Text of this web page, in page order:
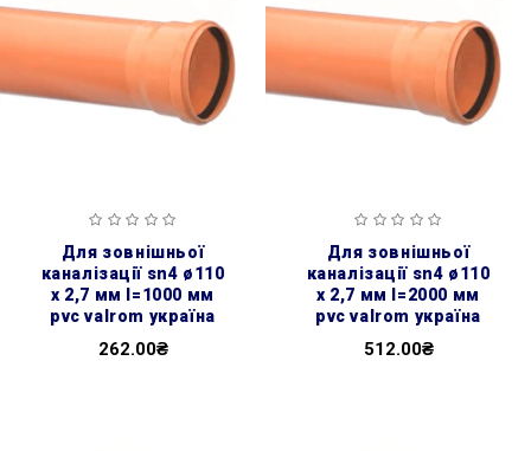
для зовнішньої
каналізації sn4 ø110
x 2,7 мм l=1000 мм
pvc valrom україна
262.00₴
для зовнішньої
каналізації sn4 ø110
x 2,7 мм l=2000 мм
pvc valrom україна
512.00₴